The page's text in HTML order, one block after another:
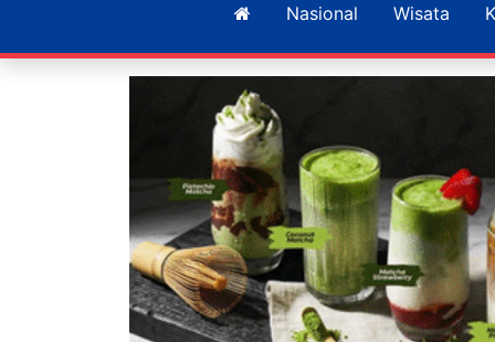
Nasional Wisata